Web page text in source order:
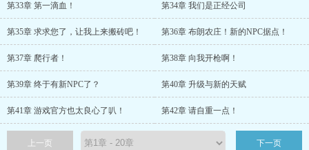
第33章 第一滴血！ 第34章 我们是正经公司
第35章 求求您了，让我上来搬砖吧！ 第36章 布朗农庄！新的NPC据点！
第37章 爬行者！ 第38章 向我开枪啊！
第39章 终于有新NPC了？ 第40章 升级与新的天赋
第41章 游戏官方也太良心了叭！ 第42章 请自重一点！
上一页 下一页